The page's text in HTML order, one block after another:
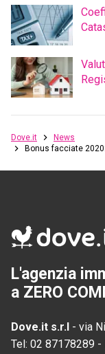
Dove.it
News
Bonus facciate
L'agenzia
a ZERO
Dove.it s.r.l - via
Tel: 02 87178289 -